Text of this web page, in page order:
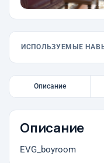
ИСПОЛЬЗУЕМЫЕ
Описание
Описание
EVG_boyroom